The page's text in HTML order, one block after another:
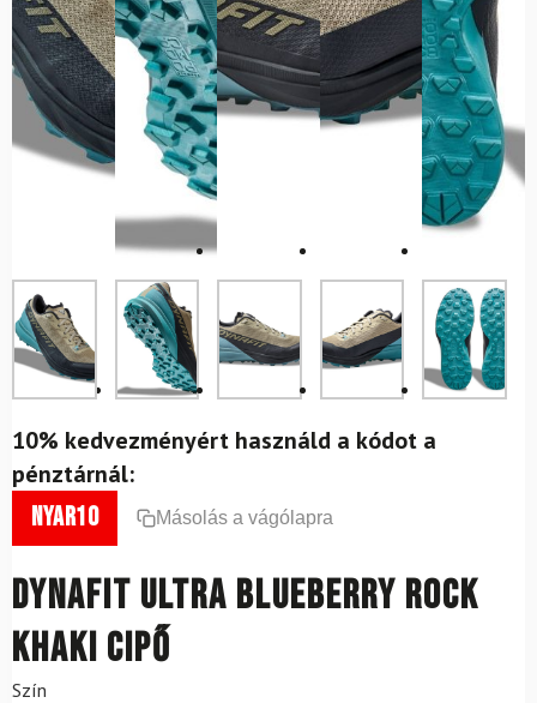
10% kedvezményért használd a kódot a
pénztárnál:
nyar10 Másolás a vágólapra
DYNAFIT Ultra Blueberry Rock
Khaki cipő
Szín